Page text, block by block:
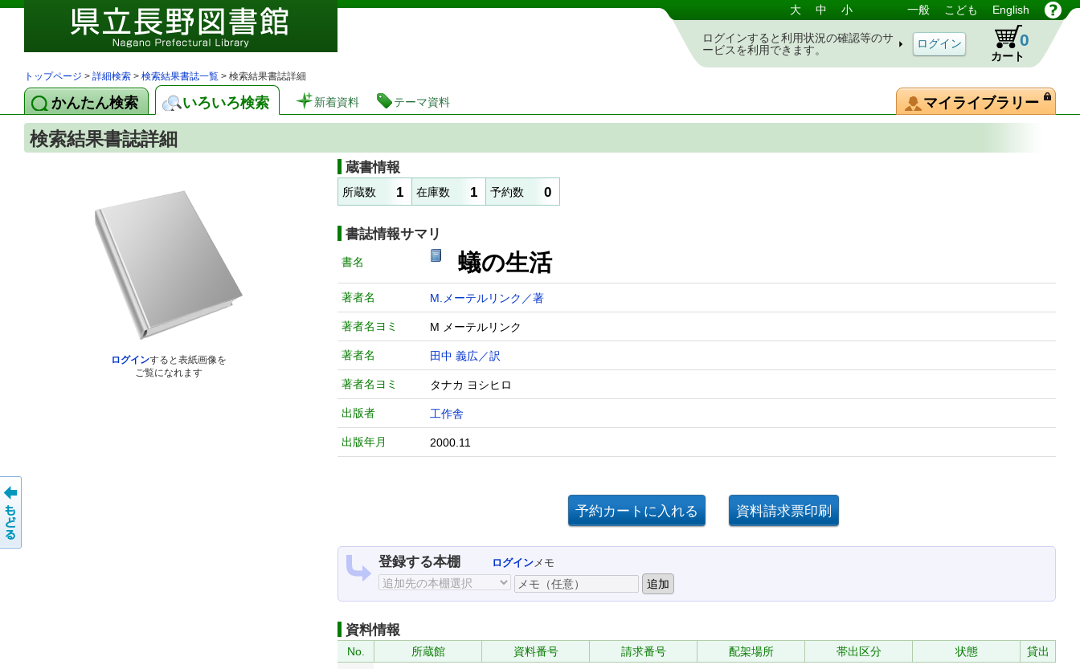
図書館 蔵書検索・予約システム 大 中 小 一般 こども English
ログインすると利用状況の確認等のサ
ービスを利用できます。
カート
0
トップページ > 詳細検索 > 検索結果書誌一覧 > 検索結果書誌詳細
かんたん検索 いろいろ検索 新着資料 テーマ資料 マイライブラリー
検索結果書誌詳細
ログインすると表紙画像を
ご覧になれます
蔵書情報
所蔵数 1 在庫数 1 予約数 0
書誌情報サマリ
書名 蟻の生活
著者名 M.メーテルリンク／著
著者名ヨミ M メーテルリンク
著者名 田中 義広／訳
著者名ヨミ タナカ ヨシヒロ
出版者 工作舎
出版年月 2000.11
登録する本棚 ログインメモ
資料情報
No. 所蔵館 資料番号 請求番号 配架場所 帯出区分 状態
貸出